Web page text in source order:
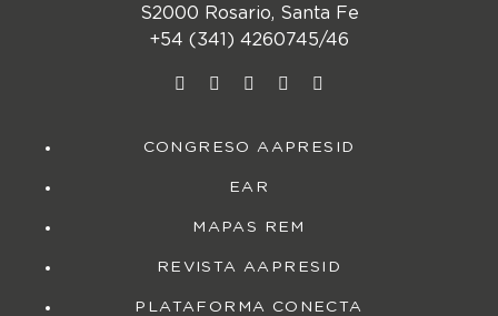
S2000 Rosario, Santa Fe
+54 (341) 4260745/46
CONGRESO AAPRESID
EAR
MAPAS REM
REVISTA AAPRESID
PLATAFORMA CONECTA